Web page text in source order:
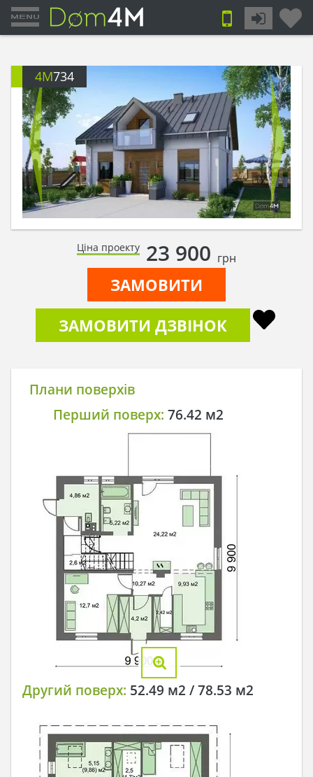
4M734
Ціна проекту 23 900 грн
ЗАМОВИТИ
ЗАМОВИТИ ДЗВІНОК
Плани поверхів
Перший поверх: 76.42 м2
Другий поверх: 52.49 м2 / 78.53 м2